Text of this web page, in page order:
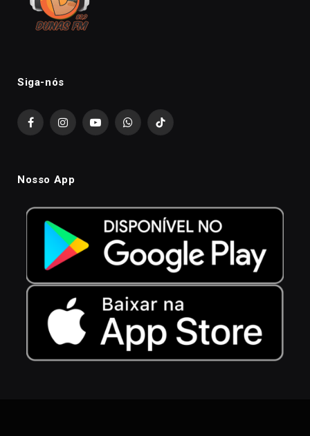
Siga-nós
FacebookInstagramYouTubeWhatsAppTikTok
Nosso App